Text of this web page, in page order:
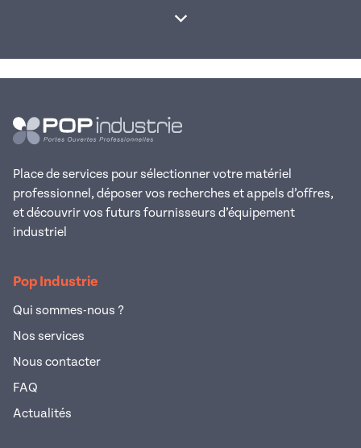
Afficher la suite
Place de services pour sélectionner votre matériel
professionnel, déposer vos recherches et appels d’offres,
et découvrir vos futurs fournisseurs d’équipement
industriel
Pop Industrie
Qui sommes-nous ?
Nos services
Nous contacter
FAQ
Actualités